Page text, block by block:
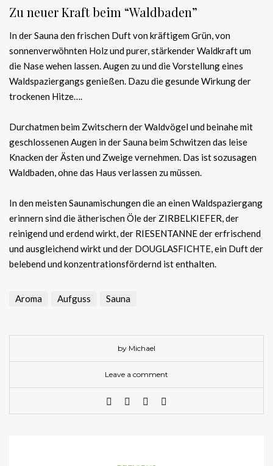
Zu neuer Kraft beim “Waldbaden”
In der Sauna den frischen Duft von kräftigem Grün, von
sonnenverwöhnten Holz und purer, stärkender Waldkraft um
die Nase wehen lassen. Augen zu und die Vorstellung eines
Waldspaziergangs genießen. Dazu die gesunde Wirkung der
trockenen Hitze….
Durchatmen beim Zwitschern der Waldvögel und beinahe mit
geschlossenen Augen in der Sauna beim Schwitzen das leise
Knacken der Ästen und Zweige vernehmen. Das ist sozusagen
Waldbaden, ohne das Haus verlassen zu müssen.
In den meisten Saunamischungen die an einen Waldspaziergang
erinnern sind die ätherischen Öle der ZIRBELKIEFER, der
reinigend und erdend wirkt, der RIESENTANNE der erfrischend
und ausgleichend wirkt und der DOUGLASFICHTE, ein Duft der
belebend und konzentrationsfördernd ist enthalten.
Aroma Aufguss Sauna
by Michael
Leave a comment